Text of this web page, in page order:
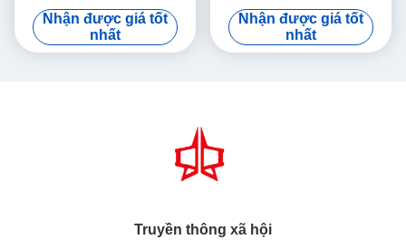
sản xuất đáng tin cậy và có
lợi nhuận
Nhận được giá tốt
nhất
Gabion CNC hỗ trợ các dự
án bảo vệ sườn núi toàn cầu
Nhận được giá tốt
nhất
Truyền thông xã hội